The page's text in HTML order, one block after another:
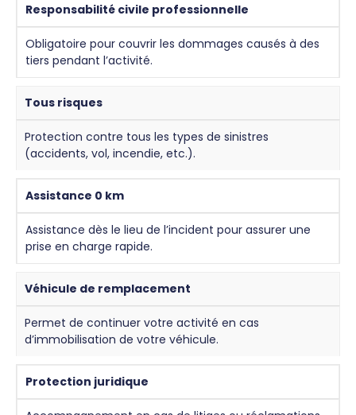
Responsabilité civile professionnelle
Obligatoire pour couvrir les dommages causés à des
tiers pendant l’activité.
Tous risques
Protection contre tous les types de sinistres
(accidents, vol, incendie, etc.).
Assistance 0 km
Assistance dès le lieu de l’incident pour assurer une
prise en charge rapide.
Véhicule de remplacement
Permet de continuer votre activité en cas
d’immobilisation de votre véhicule.
Protection juridique